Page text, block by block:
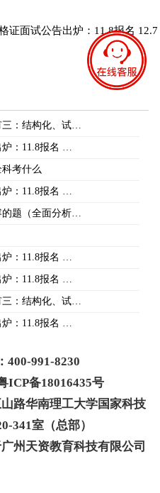
证面试公告出炉：11.8报名 12.7
三：结构化、试…
炉：11.8报名 …
考什么
炉：11.8报名 …
的题（全面分析…
炉：11.8报名 …
：11.8报名 …
：结构化、试…
：11.8报名 …
400-991-8230
ICP备18016435号
路华南理工大学国家科技
341室（总部）
州天资教育科技有限公司